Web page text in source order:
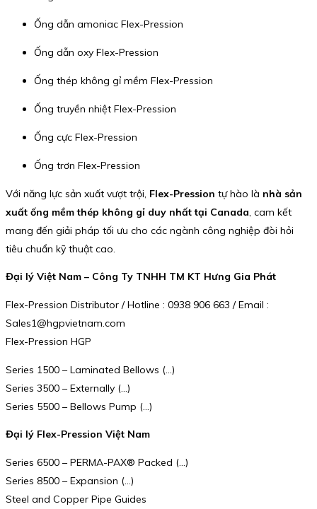
Ống dẫn amoniac Flex-Pression
Ống dẫn oxy Flex-Pression
Ống thép không gỉ mềm Flex-Pression
Ống truyền nhiệt Flex-Pression
Ống cực Flex-Pression
Ống trơn Flex-Pression
Với năng lực sản xuất vượt trội, Flex-Pression tự hào là nhà sản
xuất ống mềm thép không gỉ duy nhất tại Canada , cam kết
mang đến giải pháp tối ưu cho các ngành công nghiệp đòi hỏi
tiêu chuẩn kỹ thuật cao.
Đại lý Việt Nam – Công Ty TNHH TM KT Hưng Gia Phát
Flex-Pression Distributor / Hotline : 0938 906 663 / Email :
Sales1@hgpvietnam.com
Flex-Pression HGP
Series 1500 – Laminated Bellows (…)
Series 3500 – Externally (…)
Series 5500 – Bellows Pump (…)
Đại lý Flex-Pression Việt Nam
Series 6500 – PERMA-PAX® Packed (…)
Series 8500 – Expansion (…)
Steel and Copper Pipe Guides